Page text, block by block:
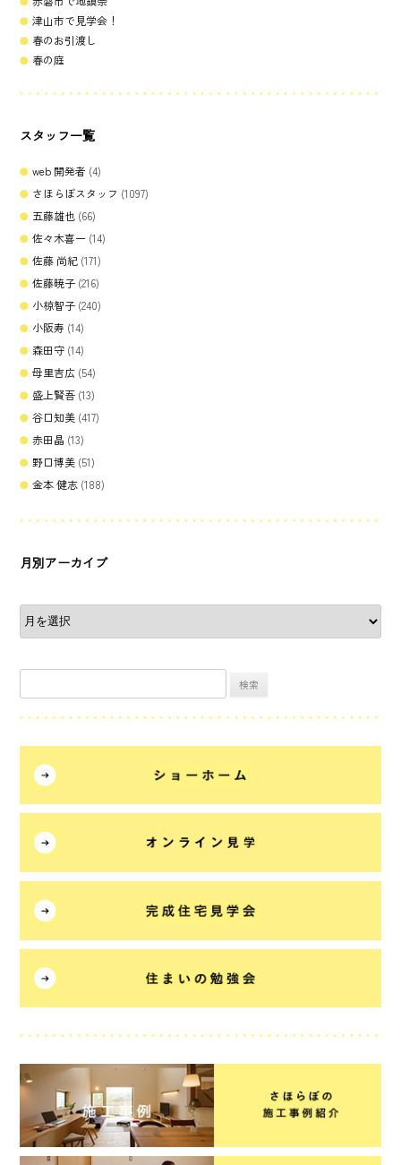
津山市で見学会！
春のお引渡し
春の庭
スタッフ一覧
web 開発者 (4)
さほらぼスタッフ (1097)
五藤雄也 (66)
佐々木喜一 (14)
佐藤 尚紀 (171)
佐藤暁子 (216)
小椋智子 (240)
小阪寿 (14)
森田守 (14)
母里吉広 (54)
盛上賢吾 (13)
谷口知美 (417)
赤田晶 (13)
野口博美 (51)
金本 健志 (188)
月別アーカイブ